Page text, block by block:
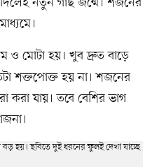
ও মোটা হয়। খুব দ্রুত বাড়ে
শক্তপোক্ত হয় না। শজনের
করা যায়। তবে বেশির ভাগ